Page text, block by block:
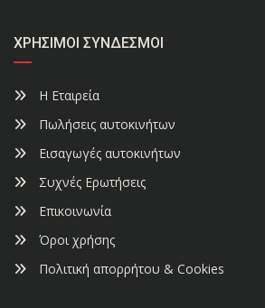
ΧΡΉΣΙΜΟΙ ΣΎΝΔΕΣΜΟΙ
Η Εταιρεία
Πωλήσεις αυτοκινήτων
Εισαγωγές αυτοκινήτων
Συχνές Ερωτήσεις
Επικοινωνία
Όροι χρήσης
Πολιτική απορρήτου & Cookies